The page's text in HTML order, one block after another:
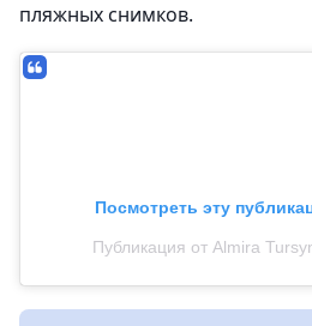
пляжных снимков.
Посмотреть эту
Публикация от Almira